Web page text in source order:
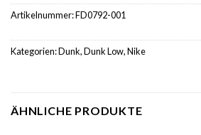
Artikelnummer:FD0792-001
Kategorien:Dunk,Dunk Low,Nike
ÄHNLICHE PRODUKTE